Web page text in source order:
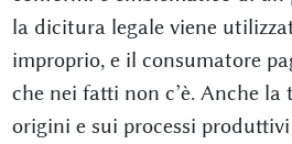
la dicitura legale viene
improprio, e il consumatore
che nei fatti non c’è. Anche la
origini e sui processi produttivi